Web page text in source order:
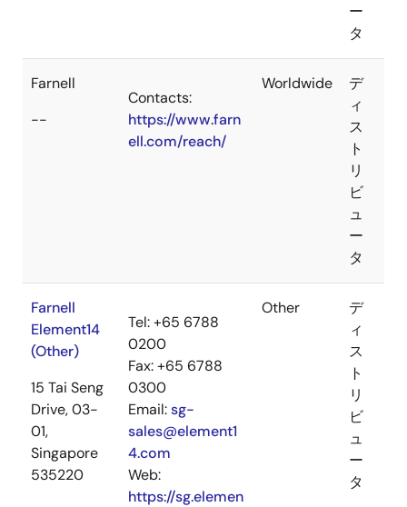
ー
タ
Farnell
--
Contacts:
https://www.farn
ell.com/reach/
Worldwide
デ
ィ
ス
ト
リ
ビ
ュ
ー
タ
Farnell
Element14
(Other)
15 Tai Seng
Drive, 03-
01,
Singapore
535220
Tel: +65 6788
0200
Fax: +65 6788
0300
Email:sg-
sales@element1
4.com
Web:
https://sg.elemen
Other
デ
ィ
ス
ト
リ
ビ
ュ
ー
タ